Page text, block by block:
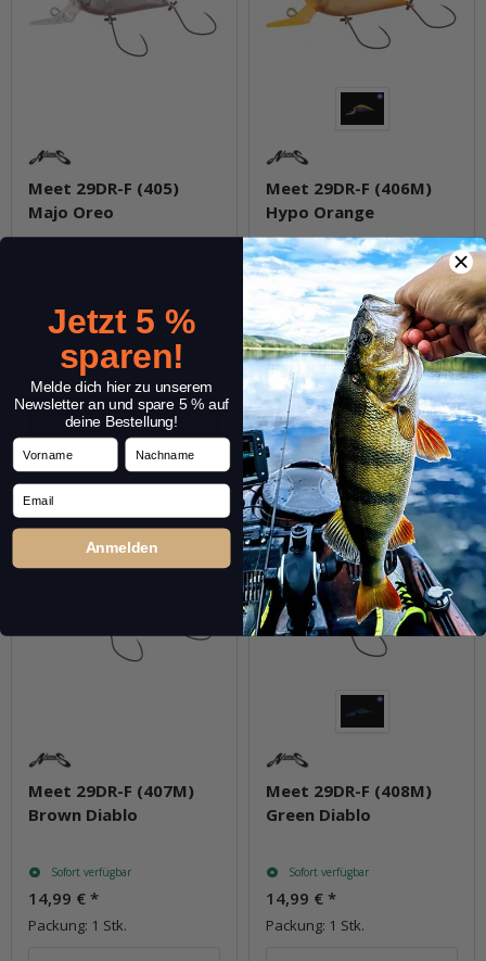
Meet 29DR-F (405)
Majo Oreo
Packung: 1 Stk.
Stk.
Frage zum Artikel
Meet 29DR-F (406M)
Hypo Orange
Sofort verfügbar
14,99 €*
Packung: 1 Stk.
Stk.
Frage zum Artikel
Meet 29DR-F (407M)
Brown Diablo
Sofort verfügbar
14,99 € *
Packung: 1 Stk.
Meet 29DR-F (408M)
Green Diablo
Sofort verfügbar
14,99 € *
Packung: 1 Stk.
Jetzt 5 %
sparen!
Melde dich hier zu unserem
Newsletter an und spare 5 % auf
deine Bestellung!
Vorname Nachname
Email
Anmelden